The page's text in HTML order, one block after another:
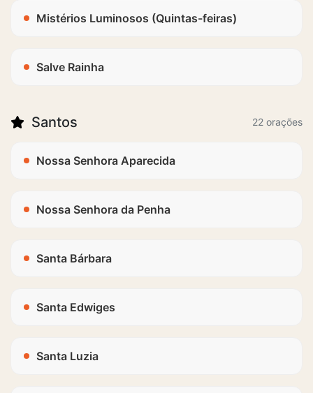
Mistérios Luminosos (Quintas-feiras)
Salve Rainha
Santos 22 orações
Nossa Senhora Aparecida
Nossa Senhora da Penha
Santa Bárbara
Santa Edwiges
Santa Luzia